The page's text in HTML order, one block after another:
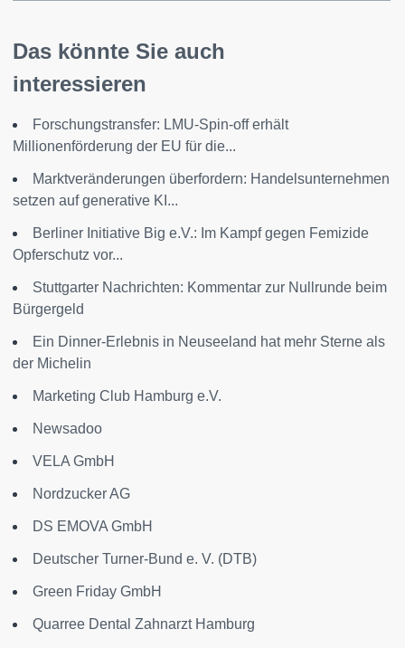
Das könnte Sie auch
interessieren
Forschungstransfer: LMU-Spin-off erhält
Millionenförderung der EU für die...
Marktveränderungen überfordern: Handelsunternehmen
setzen auf generative KI...
Berliner Initiative Big e.V.: Im Kampf gegen Femizide
Opferschutz vor...
Stuttgarter Nachrichten: Kommentar zur Nullrunde beim
Bürgergeld
Ein Dinner-Erlebnis in Neuseeland hat mehr Sterne als
der Michelin
Marketing Club Hamburg e.V.
Newsadoo
VELA GmbH
Nordzucker AG
DS EMOVA GmbH
Deutscher Turner-Bund e. V. (DTB)
Green Friday GmbH
Quarree Dental Zahnarzt Hamburg